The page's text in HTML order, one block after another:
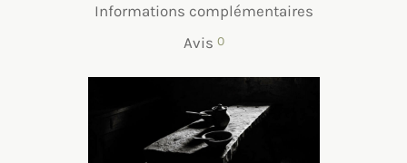
Informations complémentaires
Avis 0